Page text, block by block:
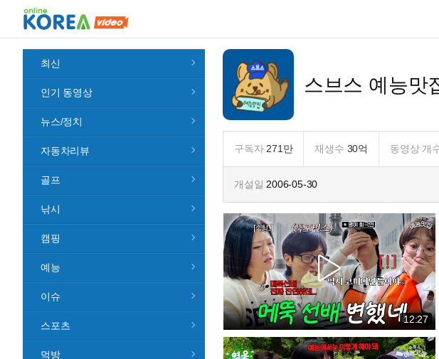
최신
인기 동영상
뉴스/정치
자동차리뷰
골프
낚시
캠핑
예능
이슈
스포츠
먹방
스브스 예능맛
구독자 271만 재생수 30억 동영상 개
개설일 2006-05-30
12:27